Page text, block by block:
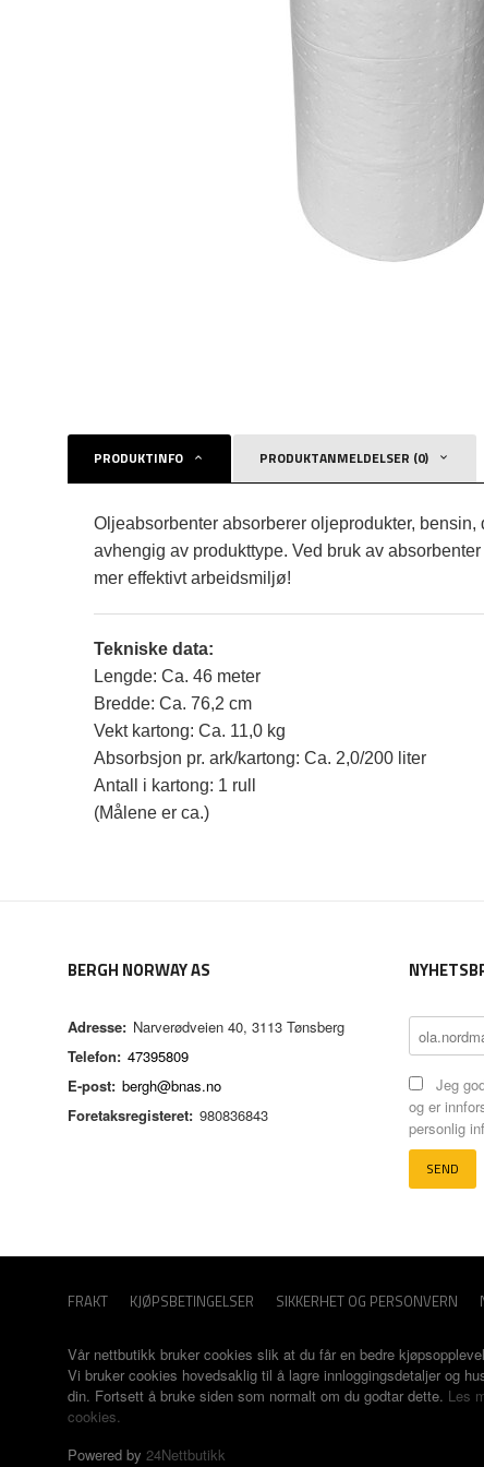
PRODUKTINFO PRODUKTANMELDELSER (0)
Oljeabsorbenter absorberer oljeprodukter,
avhengig av produkttype. Ved bruk av
mer effektivt arbeidsmiljø!
Tekniske data:
Lengde: Ca. 46 meter
Bredde: Ca. 76,2 cm
Vekt kartong: Ca. 11,0 kg
Absorbsjon pr. ark/kartong: Ca. 2,0/200 liter
Antall i kartong: 1 rull
(Målene er ca.)
BERGH NORWAY AS
Adresse: Narverødveien 40, 3113 Tønsberg
Telefon: 47395809
E-post: bergh@bnas.no
Foretaksregisteret: 980836843
Jeg
og er
personlig
FRAKT KJØPSBETINGELSER SIKKERHET OG PERSONVERN
Vår nettbutikk bruker cookies slik at du får en bedre
Vi bruker cookies hovedsaklig til å lagre innloggingsdetaljer og
din. Fortsett å bruke siden som normalt om du godtar dette. Les
cookies.
Powered by 24Nettbutikk